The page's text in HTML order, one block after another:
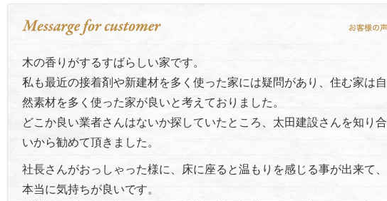
木の香りがするすばらしい家です。
私も最近の接着剤や新建材を多く使った家には疑問があり、住む家は自
然素材を多く使った家が良いと考えておりました。
どこか良い業者さんはないか探していたところ、太田建設さんを知り合
いから勧めて頂きました。
社長さんがおっしゃった様に、床に座ると温もりを感じる事が出来て、
本当に気持ちが良いです。